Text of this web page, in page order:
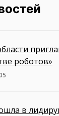
роботов»
в